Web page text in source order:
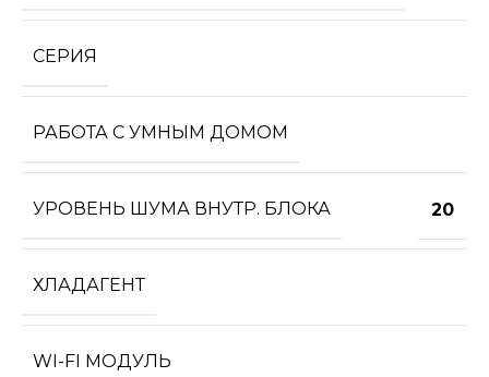
СЕРИЯ
РАБОТА С УМНЫМ ДОМОМ
УРОВЕНЬ ШУМА ВНУТР. БЛОКА 20
ХЛАДАГЕНТ
WI-FI МОДУЛЬ